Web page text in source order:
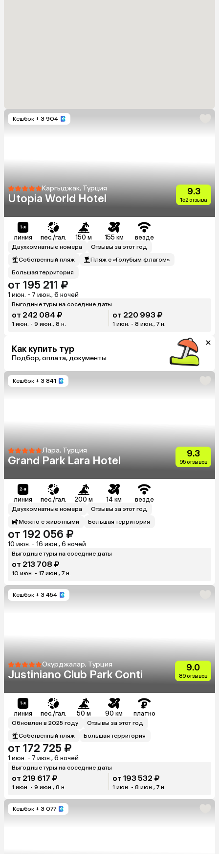
Кешбэк + 3 904
Каргыджак, Турция
Utopia World Hotel
9.3
152 отзыва
линия пес./гал. 150 м 155 км везде
Двухкомнатные номера
Отзывы за этот год
Собственный пляж
Пляж с «Голубым флагом»
Большая территория
от 195 211 ₽
1 июн. - 7 июн., 6 ночей
Выгодные туры на соседние даты
от 242 084 ₽
1 июн. - 9 июн., 8 н.
от 220 993 ₽
1 июн. - 8 июн., 7 н.
Как купить тур
Подбор, оплата, документы
Кешбэк + 3 841
Лара, Турция
Grand Park Lara Hotel
9.3
95 отзывов
линия пес./гал. 200 м 14 км везде
Двухкомнатные номера
Отзывы за этот год
Можно с животными
Большая территория
от 192 056 ₽
10 июн. - 16 июн., 6 ночей
Выгодные туры на соседние даты
от 213 708 ₽
10 июн. - 17 июн., 7 н.
Кешбэк + 3 454
Окурджалар, Турция
Justiniano Club Park Conti
9.0
89 отзывов
линия пес./гал. 50 м 90 км платно
Обновлен в 2025 году
Отзывы за этот год
Собственный пляж
Большая территория
от 172 725 ₽
1 июн. - 7 июн., 6 ночей
Выгодные туры на соседние даты
от 219 617 ₽
1 июн. - 9 июн., 8 н.
от 193 532 ₽
1 июн. - 8 июн., 7 н.
Кешбэк + 3 077